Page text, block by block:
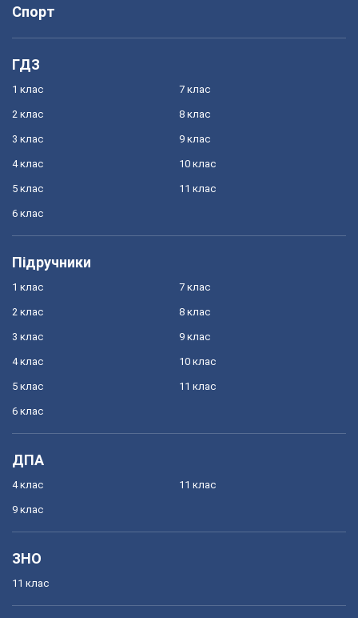
Спорт
ГДЗ
1 клас
2 клас
3 клас
4 клас
5 клас
6 клас
7 клас
8 клас
9 клас
10 клас
11 клас
Підручники
1 клас
2 клас
3 клас
4 клас
5 клас
6 клас
7 клас
8 клас
9 клас
10 клас
11 клас
ДПА
4 клас
9 клас
11 клас
ЗНО
11 клас